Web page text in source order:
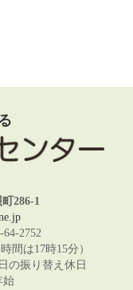
286-1
2752
時間は17時15分）
の振り替え休日
始